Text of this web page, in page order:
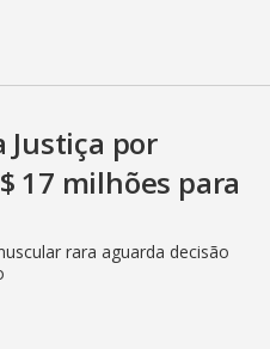
Justiça por
17 milhões para
rara aguarda decisão